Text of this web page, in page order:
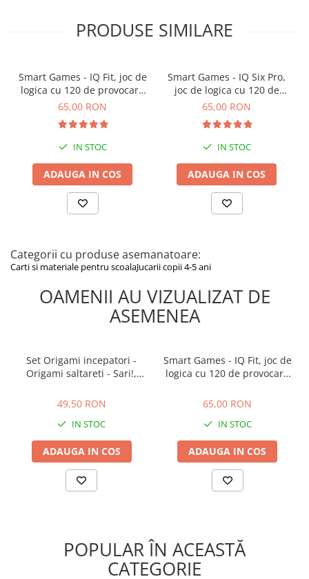
PRODUSE SIMILARE
Smart Games - IQ Fit, joc de
logica cu 120 de provocari,
6+ ani
65,00 RON
IN STOC
ADAUGA IN COS
Smart Games - IQ Six Pro,
joc de logica cu 120 de
provocari, 8+ ani
65,00 RON
IN STOC
ADAUGA IN COS
Categorii cu produse asemanatoare:
Carti si materiale pentru scoalaJucarii copii 4-5 ani
OAMENII AU VIZUALIZAT DE
ASEMENEA
Set Origami incepatori -
Origami saltareti - Sari!,
49,50 RON
IN STOC
ADAUGA IN COS
Smart Games - IQ Fit, joc de
logica cu 120 de provocari,
65,00 RON
IN STOC
ADAUGA IN COS
POPULAR ÎN ACEASTĂ
CATEGORIE